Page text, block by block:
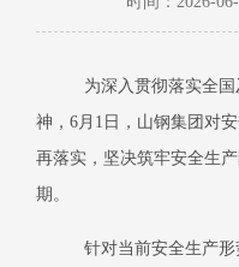
为深入贯彻落实全
神， 6月1日，山钢集团对
再落实，坚决筑牢安全生
期。
针对当前安全生产